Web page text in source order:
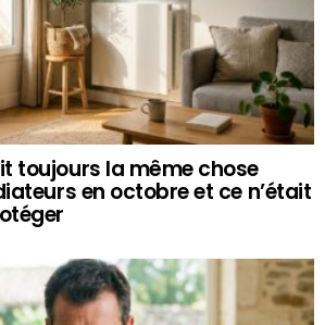
toujours la même chose
en octobre et ce n’était